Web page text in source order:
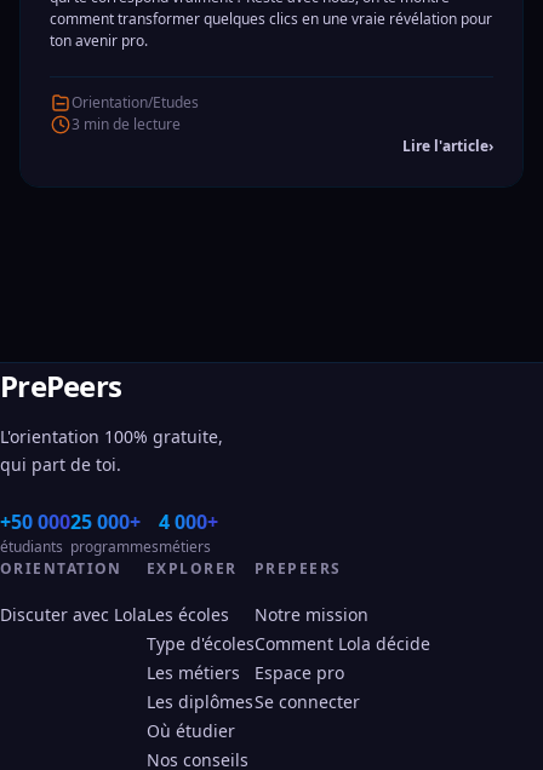
comment transformer quelques clics en une vraie révélation pour
ton avenir pro.
Orientation/Etudes
3 min de lecture
Lire l'article›
PrePeers
L'orientation 100% gratuite,
qui part de toi.
+50 000
étudiants
25 000+
programmes
4 000+
métiers
ORIENTATION
Discuter avec Lola
EXPLORER
Les écoles
Type d'écoles
Les métiers
Les diplômes
Où étudier
Nos conseils
PREPEERS
Notre mission
Comment Lola décide
Espace pro
Se connecter